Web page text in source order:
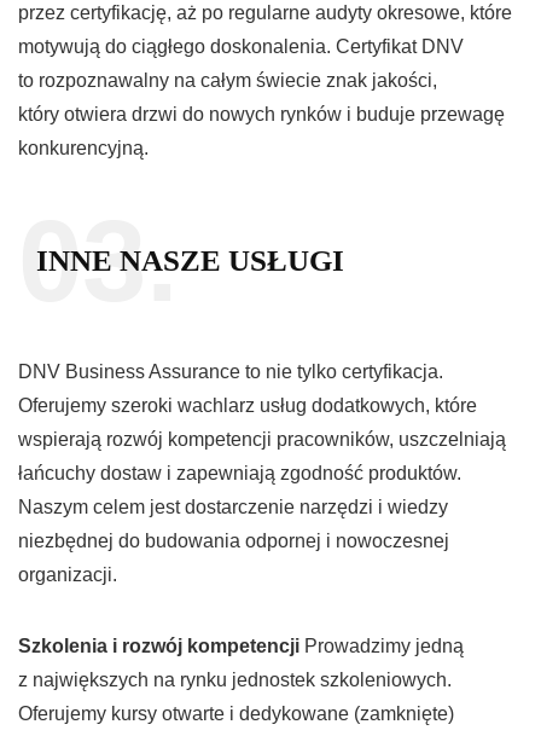
przez certyfikację, aż po regularne audyty okresowe, które
motywują do ciągłego doskonalenia. Certyfikat DNV
to rozpoznawalny na całym świecie znak jakości,
który otwiera drzwi do nowych rynków i buduje przewagę
konkurencyjną.
03.
INNE NASZE USŁUGI
DNV Business Assurance to nie tylko certyfikacja.
Oferujemy szeroki wachlarz usług dodatkowych, które
wspierają rozwój kompetencji pracowników, uszczelniają
łańcuchy dostaw i zapewniają zgodność produktów.
Naszym celem jest dostarczenie narzędzi i wiedzy
niezbędnej do budowania odpornej i nowoczesnej
organizacji.
Szkolenia i rozwój kompetencji Prowadzimy jedną
z największych na rynku jednostek szkoleniowych.
Oferujemy kursy otwarte i dedykowane (zamknięte)